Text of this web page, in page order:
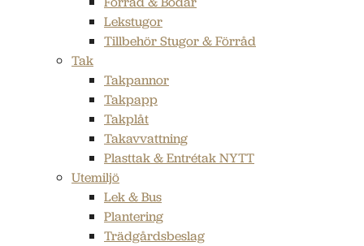
Lekstugor
Tillbehör Stugor & Förråd
Tak
Takpannor
Takpapp
Takplåt
Takavvattning
Plasttak & Entrétak NYTT
Utemiljö
Lek & Bus
Plantering
Trädgårdsbeslag